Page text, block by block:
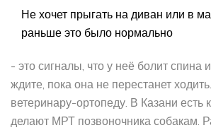
Не хочет прыгать на диван или в
раньше это было нормально
- это сигналы, что у неё болит спина
ждите, пока она не перестанет
ветеринару-ортопеду. В Казани есть
делают МРТ позвоночника собакам.